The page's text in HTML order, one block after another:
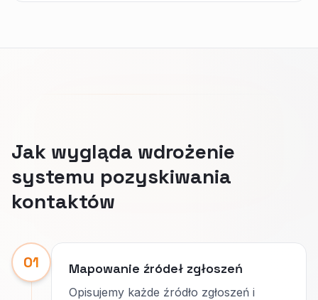
Jak wygląda wdrożenie
systemu pozyskiwania
kontaktów
01 Mapowanie źródeł zgłoszeń
Opisujemy każde źródło zgłoszeń i